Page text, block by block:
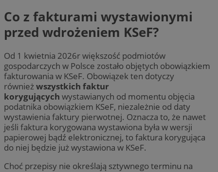
Co z fakturami wystawionymi
przed wdrożeniem KSeF?
Od 1 kwietnia 2026r większość podmiotów
gospodarczych w Polsce zostało objętych obowiązkiem
fakturowania w KSeF. Obowiązek ten dotyczy
równieżwszystkich faktur
korygujących wystawianych od momentu objęcia
podatnika obowiązkiem KSeF, niezależnie od daty
wystawienia faktury pierwotnej. Oznacza to, że nawet
jeśli faktura korygowana wystawiona była w wersji
papierowej bądź elektronicznej, to faktura korygująca
do niej będzie już wystawiona w KSeF.
Choć przepisy nie określają sztywnego terminu na